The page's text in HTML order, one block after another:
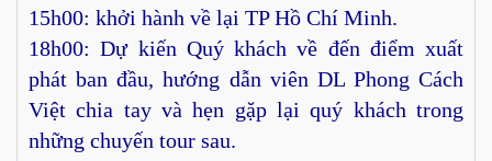
15h00: khởi hành về lại TP Hồ Chí Minh.
18h00: Dự kiến Quý khách về đến điểm xuất
phát ban đầu, hướng dẫn viên DL Phong Cách
Việt chia tay và hẹn gặp lại quý khách trong
những chuyến tour sau.